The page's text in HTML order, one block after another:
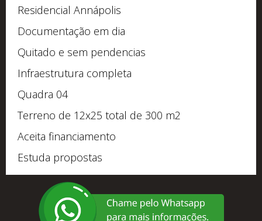
Residencial Annápolis
Documentação em dia
Quitado e sem pendencias
Infraestrutura completa
Quadra 04
Terreno de 12x25 total de 300 m2
Aceita financiamento
Estuda propostas